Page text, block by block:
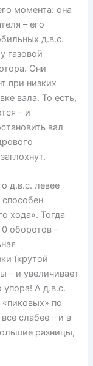
момента: она
– его
д.в.с.
газовой
Они
при низких
вала. То есть,
– и
вал
д.в.с. левее
хода». Тогда
оборотов –
(крутой
– и увеличивает
А д.в.с.
по
слабее – и в
разницы,